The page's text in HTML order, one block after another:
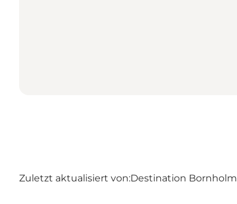
Zuletzt aktualisiert von:Destination Bornholm